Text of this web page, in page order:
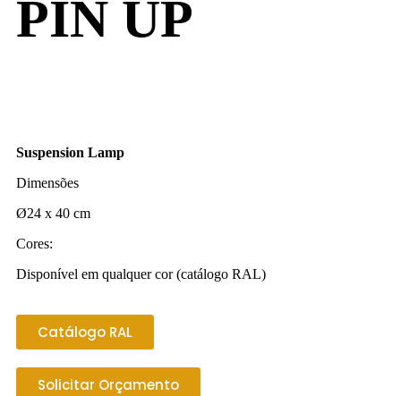
PIN UP
Suspension Lamp
Dimensões
Ø24 x 40 cm
Cores:
Disponível em qualquer cor (catálogo RAL)
Catálogo RAL
Solicitar Orçamento